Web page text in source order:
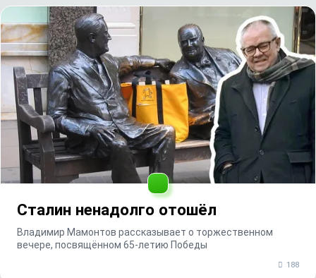
Сталин ненадолго отошёл
Владимир Мамонтов рассказывает о торжественном
вечере, посвящённом 65-летию Победы
188